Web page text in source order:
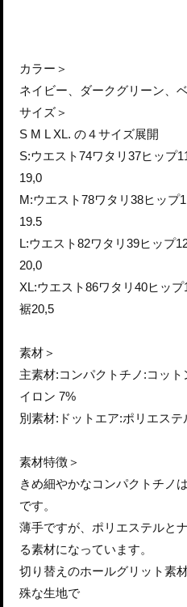
カラー＞
ネイビー、ダークグリーン、
サイズ＞
S M L XL. の４サイズ展開
S:ウエスト74ワタリ37ヒップ
19,0
M:ウエスト78ワタリ38ヒップ
19.5
L:ウエスト82ワタリ39ヒップ
20,0
XL:ウエスト86ワタリ40ヒッ
裾20,5
素材＞
主素材:コンパクトチノ:コッ
イロン 7%
別素材:ドットエア:ポリエス
素材特徴＞
きめ細やかなコンパクトチノ
です。
薄手ですが、ポリエステルと
る素材になっています。
切り替えのホールグリット素
殊な生地で